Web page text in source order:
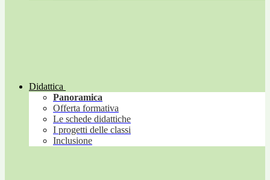
Didattica
Panoramica
Offerta formativa
Le schede didattiche
I progetti delle classi
Inclusione